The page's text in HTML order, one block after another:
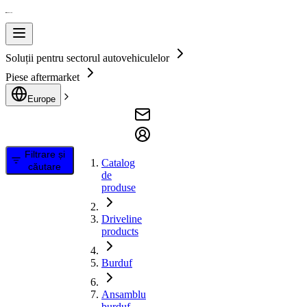
Soluții pentru sectorul autovehiculelor
Piese aftermarket
Europe
Filtrare și
căutare
Catalog
de
produse
Driveline
products
Burduf
Ansamblu